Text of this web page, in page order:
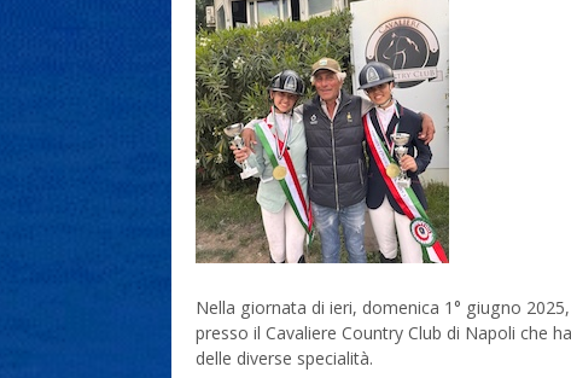
Nella giornata di ieri, domenica 1° giugno
presso il Cavaliere Country Club di Napoli che
delle diverse specialità.